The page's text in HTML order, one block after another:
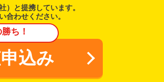
）と提携しています。
合わせください。
ち！
込み